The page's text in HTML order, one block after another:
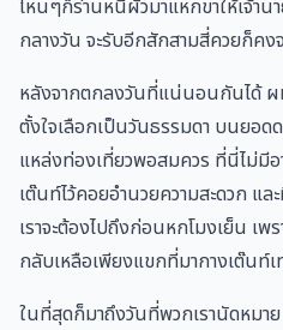
ไหนๆก็ร่านหนีผัวมาแหกขาให้เจ้า
กลางวัน จะรับอีกสักสามสี่ควยก็คง
หลังจากตกลงวันที่แน่นอนกันได้
ตั้งใจเลือกเป็นวันธรรมดา บนยอด
แหล่งท่องเที่ยวพอสมควร ที่นี่ไม่มี
เต๊นท์ไว้คอยอำนวยความสะดวก แ
เราจะต้องไปถึงก่อนหกโมงเย็น เ
กลับเหลือเพียงแขกที่มากางเต๊นท์
ในที่สุดก็มาถึงวันที่พวกเรานัดหมา